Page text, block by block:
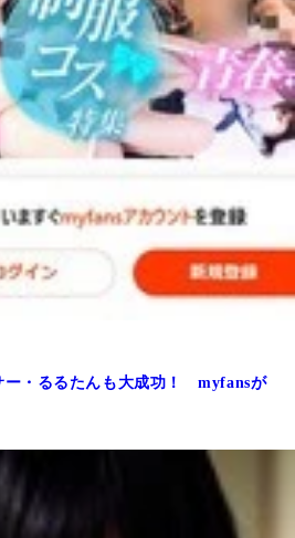
ー・るるたんも大成功！ myfansが